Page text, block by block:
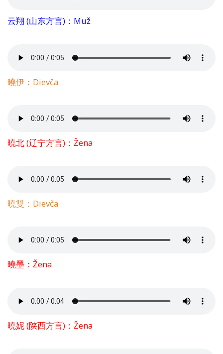
云翔 (山东方言)：Muž
曉伊：Dievča
曉北 (辽宁方言)：Žena
曉雙：Dievča
曉墨：Žena
曉妮 (陕西方言)：Žena